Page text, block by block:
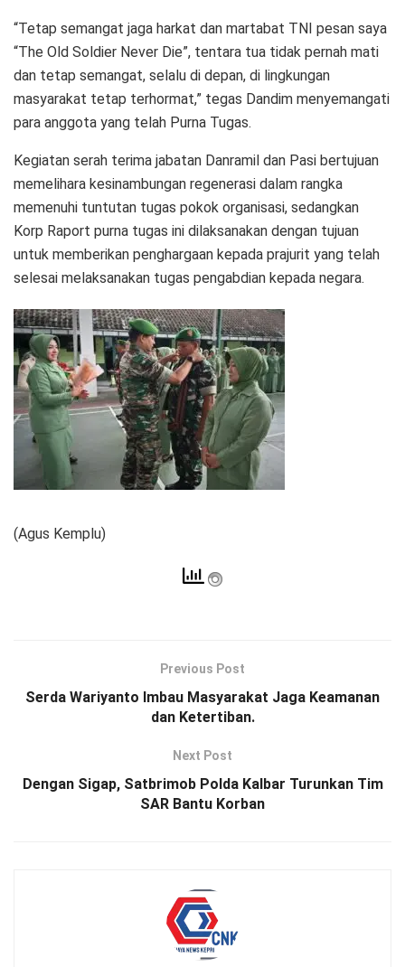
“Tetap semangat jaga harkat dan martabat TNI pesan saya
“The Old Soldier Never Die”, tentara tua tidak pernah mati
dan tetap semangat, selalu di depan, di lingkungan
masyarakat tetap terhormat,” tegas Dandim menyemangati
para anggota yang telah Purna Tugas.
Kegiatan serah terima jabatan Danramil dan Pasi bertujuan
memelihara kesinambungan regenerasi dalam rangka
memenuhi tuntutan tugas pokok organisasi, sedangkan
Korp Raport purna tugas ini dilaksanakan dengan tujuan
untuk memberikan penghargaan kepada prajurit yang telah
selesai melaksanakan tugas pengabdian kepada negara.
(Agus Kemplu)
Previous Post
Serda Wariyanto Imbau Masyarakat Jaga Keamanan
dan Ketertiban.
Next Post
Dengan Sigap, Satbrimob Polda Kalbar Turunkan Tim
SAR Bantu Korban